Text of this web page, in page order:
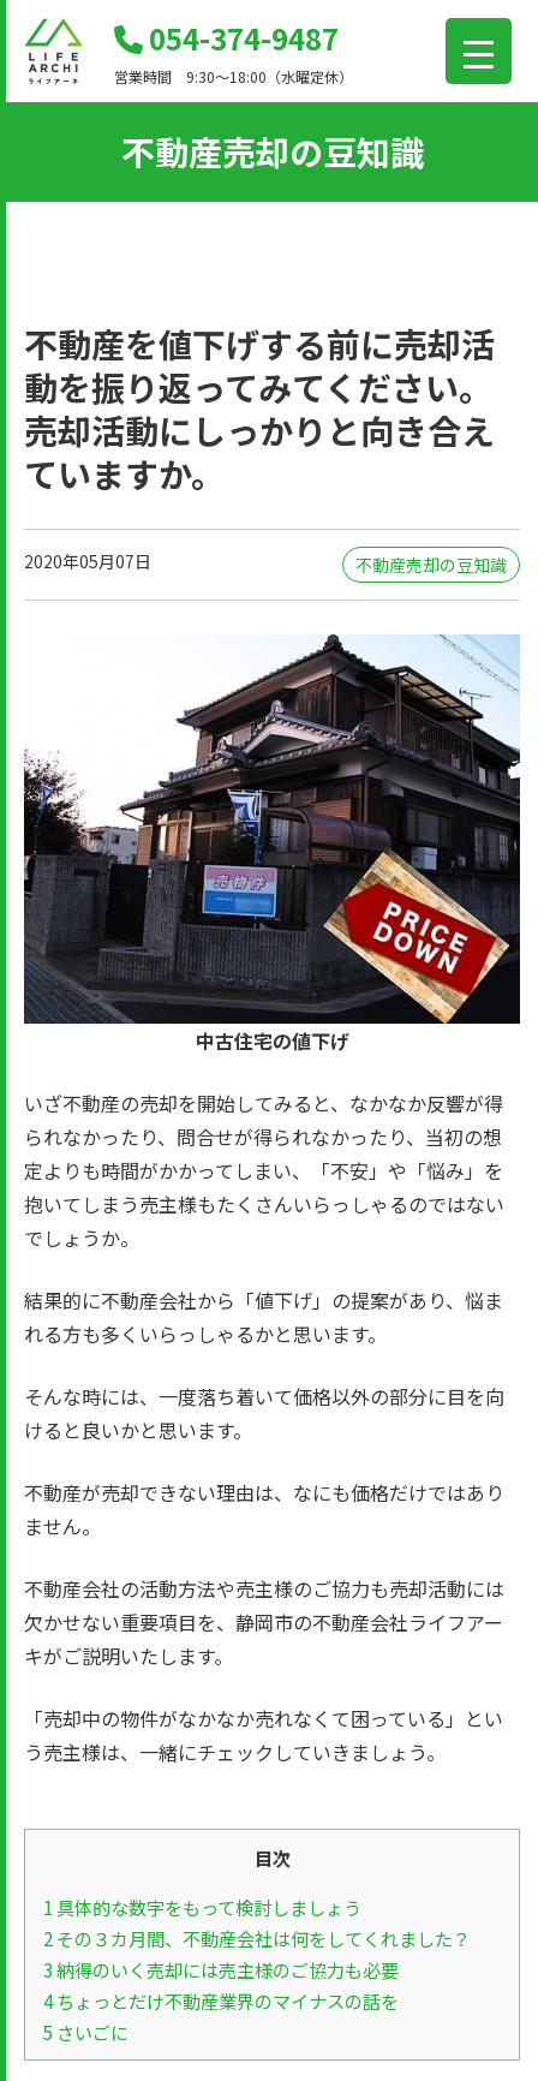
054-374-9487
営業時間 9:30～18:00（水曜定休）
不動産売却の豆知識
不動産を値下げする前に売却活
動を振り返ってみてください。
売却活動にしっかりと向き合え
ていますか。
2020年05月07日 不動産売却の豆知識
中古住宅の値下げ
いざ不動産の売却を開始してみると、なかなか反響が得
られなかったり、問合せが得られなかったり、当初の想
定よりも時間がかかってしまい、「不安」や「悩み」を
抱いてしまう売主様もたくさんいらっしゃるのではない
でしょうか。
結果的に不動産会社から「値下げ」の提案があり、悩ま
れる方も多くいらっしゃるかと思います。
そんな時には、一度落ち着いて価格以外の部分に目を向
けると良いかと思います。
不動産が売却できない理由は、なにも価格だけではあり
ません。
不動産会社の活動方法や売主様のご協力も売却活動には
欠かせない重要項目を、静岡市の不動産会社ライフアー
キがご説明いたします。
「売却中の物件がなかなか売れなくて困っている」とい
う売主様は、一緒にチェックしていきましょう。
目次
1 具体的な数字をもって検討しましょう
2その３カ月間、不動産会社は何をしてくれました？
3納得のいく売却には売主様のご協力も必要
4ちょっとだけ不動産業界のマイナスの話を
5 さいごに